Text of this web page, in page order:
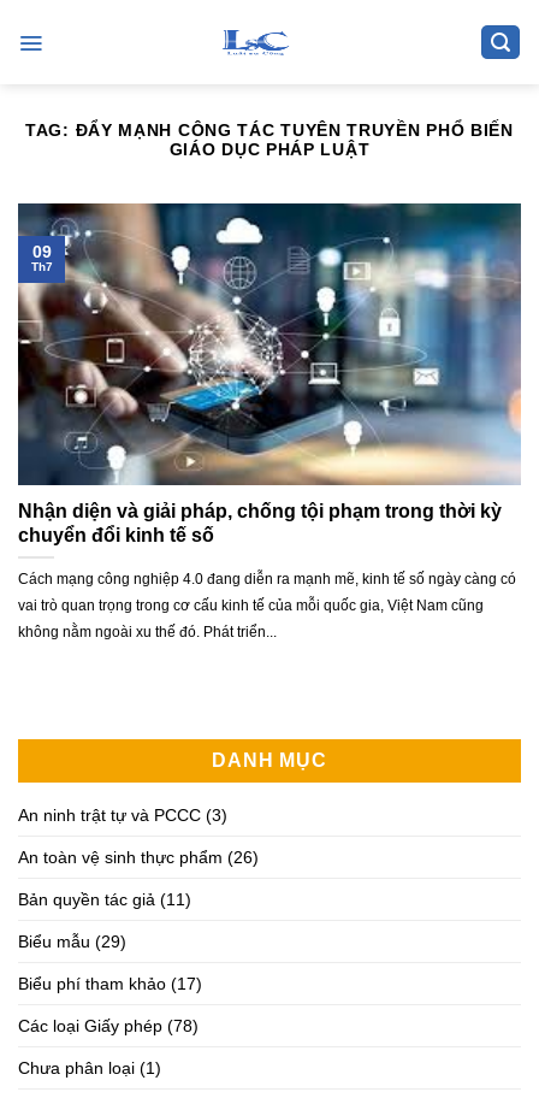
TAG: ĐẨY MẠNH CÔNG TÁC TUYÊN TRUYỀN PHỔ BIẾN
GIÁO DỤC PHÁP LUẬT
Nhận diện và giải pháp, chống tội phạm trong thời kỳ
chuyển đổi kinh tế số
Cách mạng công nghiệp 4.0 đang diễn ra mạnh mẽ, kinh tế số ngày càng có
vai trò quan trọng trong cơ cấu kinh tế của mỗi quốc gia, Việt Nam cũng
không nằm ngoài xu thế đó. Phát triển...
09
Th7
DANH MỤC
An ninh trật tự và PCCC (3)
An toàn vệ sinh thực phẩm (26)
Bản quyền tác giả (11)
Biểu mẫu (29)
Biểu phí tham khảo (17)
Các loại Giấy phép (78)
Chưa phân loại (1)